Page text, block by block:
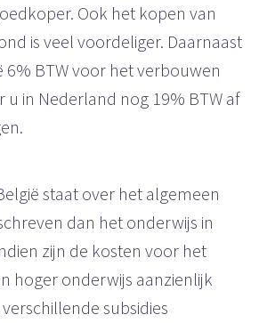
Ook het kopen van
is veel voordeliger. Daarnaast
6% BTW voor het verbouwen
u in Nederland nog 19% BTW af
staat over het algemeen
dan het onderwijs in
zijn de kosten voor het
hoger onderwijs aanzienlijk
subsidies